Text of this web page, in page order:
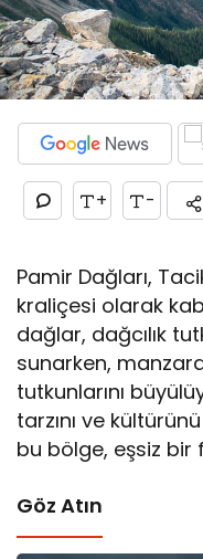
+ -
Pamir Dağları,
kraliçesi olarak
dağlar, dağcılık
sunarken,
tutkunlarını
tarzını ve
bu bölge, eşsiz bir
Göz Atın